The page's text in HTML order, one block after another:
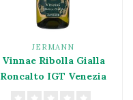
JERMANN
Vinnae Ribolla Gialla
Roncalto IGT Venezia